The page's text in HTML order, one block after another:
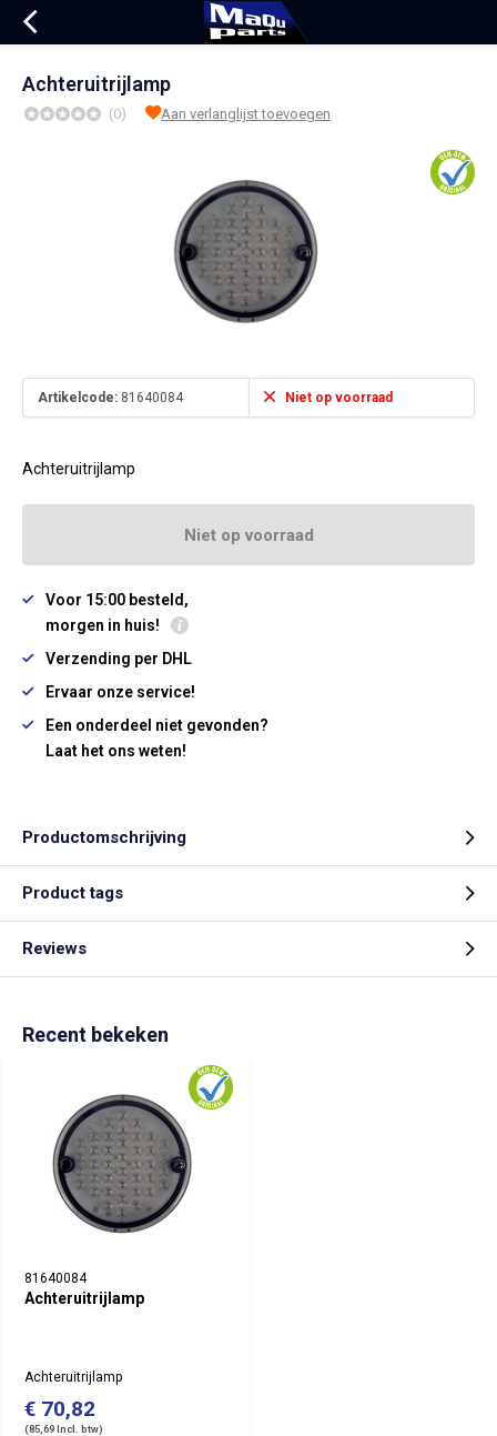
Achteruitrijlamp
(0) Aan verlanglijst toevoegen
Artikelcode: 81640084 Niet op voorraad
Achteruitrijlamp
Niet op voorraad
Voor 15:00 besteld,
morgen in huis!
Verzending per DHL
Ervaar onze service!
Een onderdeel niet gevonden?
Laat het ons weten!
Productomschrijving
Product tags
Reviews
Recent bekeken
81640084
Achteruitrijlamp
Achteruitrijlamp
€ 70,82
(85,69 Incl. btw)